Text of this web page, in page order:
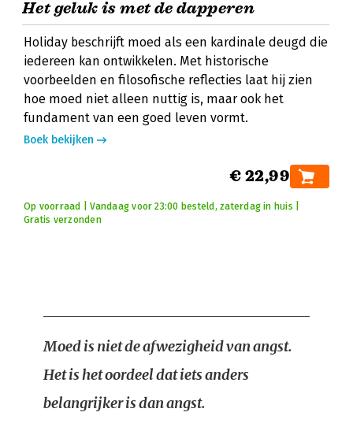
Het geluk is met de dapperen
Holiday beschrijft moed als een kardinale deugd die
iedereen kan ontwikkelen. Met historische
voorbeelden en filosofische reflecties laat hij zien
hoe moed niet alleen nuttig is, maar ook het
fundament van een goed leven vormt.
Boek bekijken
€ 22,99
Op voorraad | Vandaag voor 23:00 besteld, zaterdag in huis |
Gratis verzonden
Moed is niet de afwezigheid van angst.
Het is het oordeel dat iets anders
belangrijker is dan angst.